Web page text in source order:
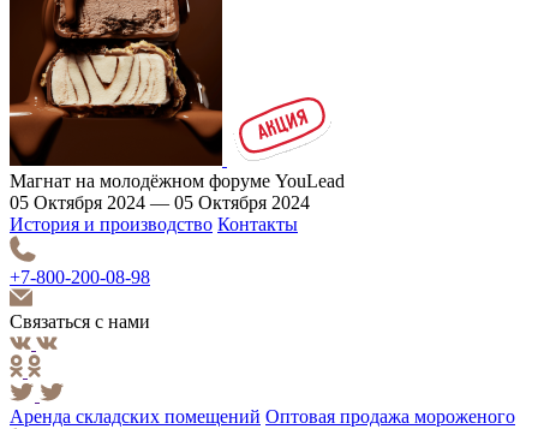
Магнат на молодёжном форуме YouLead
05 Октября 2024 — 05 Октября 2024
История и производство Контакты
+7-800-200-08-98
Связаться с нами
Аренда складских помещений Оптовая продажа мороженого